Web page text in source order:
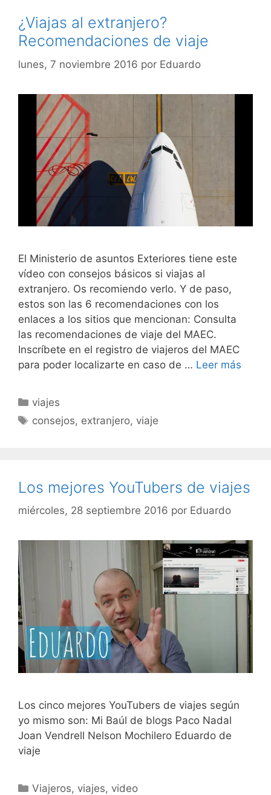
¿Viajas al extranjero?
Recomendaciones de viaje
lunes, 7 noviembre 2016 por Eduardo
El Ministerio de asuntos Exteriores tiene este
vídeo con consejos básicos si viajas al
extranjero. Os recomiendo verlo. Y de paso,
estos son las 6 recomendaciones con los
enlaces a los sitios que mencionan: Consulta
las recomendaciones de viaje del MAEC.
Inscríbete en el registro de viajeros del MAEC
para poder localizarte en caso de … Leer más
Categorías
viajes
Etiquetas
consejos, extranjero, viaje
Los mejores YouTubers de viajes
miércoles, 28 septiembre 2016 por Eduardo
Los cinco mejores YouTubers de viajes según
yo mismo son: Mi Baúl de blogs Paco Nadal
Joan Vendrell Nelson Mochilero Eduardo de
viaje
Categorías
Viajeros, viajes, video